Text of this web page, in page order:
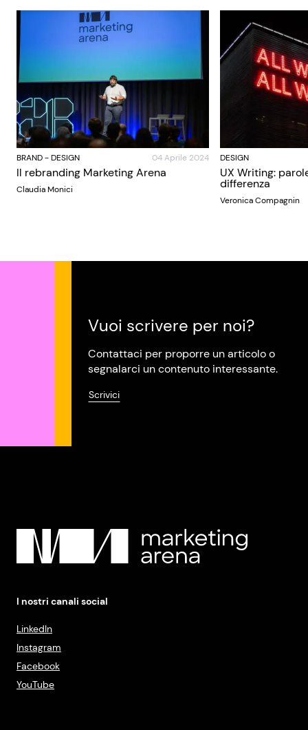
BRAND-DESIGN 04 Aprile 2024
Il rebranding Marketing Arena
Claudia Monici
DESIGN
UX Writing:
differenza
Veronica Compagnin
Vuoi scrivere per noi?
Contattaci per proporre un articolo o
segnalarci un contenuto interessante.
Scrivici
I nostri canali social
LinkedIn
Instagram
Facebook
YouTube